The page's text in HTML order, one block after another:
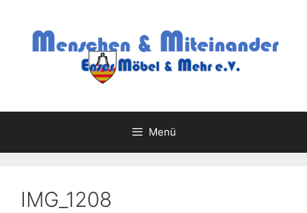
springen
Menü
IMG_1208